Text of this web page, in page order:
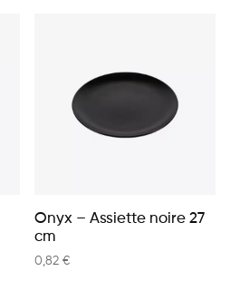
Onyx – Assiette noire 27
cm
0,82 €